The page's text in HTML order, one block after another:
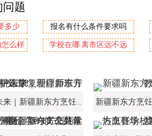
问题
多少 报名有什么条件要求吗
么样 学校在哪.离市区远不远
新程启序・康护未来｜新疆新东方烹饪学校举办中医康复理疗师班开幕仪式！